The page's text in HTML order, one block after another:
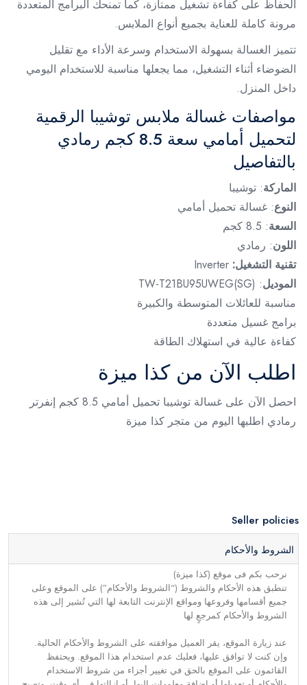
الحفاظ على كفاءة تشغيل ممتازة، كما تمنحك البرامج المتعددة
مرونة كاملة للعناية بجميع أنواع الملابس.
تتميز الغسالة بسهولة الاستخدام وسرعة الأداء مع تقليل
الضوضاء أثناء التشغيل، مما يجعلها مناسبة للاستخدام اليومي
داخل المنزل.
مواصفات غسالة ملابس توشيبا الرقمية
لتحميل أمامي سعة 8.5 كجم رمادي
بالتفاصيل
الماركة: توشيبا
النوع: غسالة تحميل أمامي
السعة: 8.5 كجم
اللون: رمادي
تقنية التشغيل: Inverter
الموديل: TW-T21BU95UWEG(SG)
مناسبة للعائلات المتوسطة والكبيرة
برامج غسيل متعددة
كفاءة عالية في استهلاك الطاقة
اطلب الآن من كذا ميزة
احصل الآن على غسالة توشيبا تحميل أمامي 8.5 كجم إنفرتر
رمادي اطلبها اليوم من متجر كذا ميزة
Seller policies
الشروط والأحكام
نرحب بكم فى موقع (كذا ميزة)
تنطبق هذه الأحكام والشروط (“الشروط والأحكام”) على الموقع وعلى
جميع أقسامها وفروعها ومواقع الإنترنت التابعة لها التي تُشير إلى هذه
الشروط والأحكام كمرجعٍ لها
عند زيارة الموقع، يقر العميل موافقته على الشروط والأحكام الحالية.
وإن كنت لا توافق عليها، فعليك عدم استخدام هذا الموقع. ويحتفظ
القائمون على الموقع بالحق في تغيير أجزاء من شروط الاستخدام